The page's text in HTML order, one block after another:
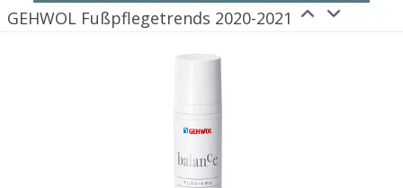
GEHWOL Fußpflegetrends 2020-2021